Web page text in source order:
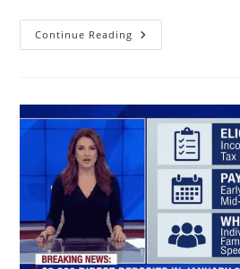
Continue Reading गन्ना
खेती
आ
गया
है
वैज्ञानिक
और
पाएँ
ज्यादा
उपज,
बेहतर
गुणवत्ता